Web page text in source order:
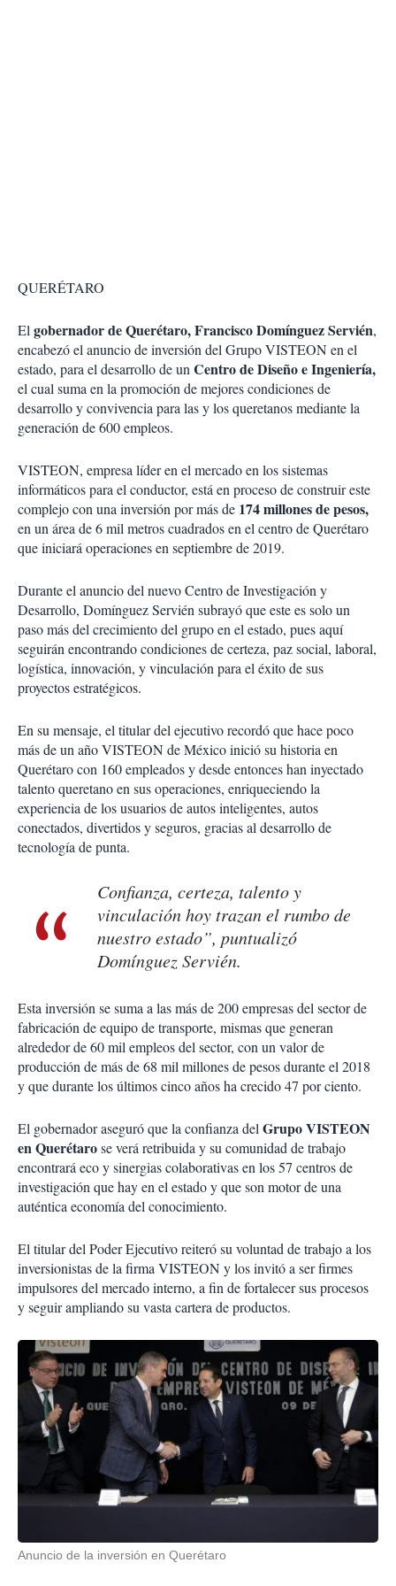
QUERÉTARO
Elgobernador de Querétaro, Francisco Domínguez Servién,
encabezó el anuncio de inversión del Grupo VISTEON en el
estado, para el desarrollo de unCentro de Diseño e Ingeniería,
el cual suma en la promoción de mejores condiciones de
desarrollo y convivencia para las y los queretanos mediante la
generación de 600 empleos.
VISTEON, empresa líder en el mercado en los sistemas
informáticos para el conductor, está en proceso de construir este
complejo con una inversión por más de 174 millones de pesos,
en un área de 6 mil metros cuadrados en el centro de Querétaro
que iniciará operaciones en septiembre de 2019.
Durante el anuncio del nuevo Centro de Investigación y
Desarrollo, Domínguez Servién subrayó que este es solo un
paso más del crecimiento del grupo en el estado, pues aquí
seguirán encontrando condiciones de certeza, paz social, laboral,
logística, innovación, y vinculación para el éxito de sus
proyectos estratégicos.
En su mensaje, el titular del ejecutivo recordó que hace poco
más de un año VISTEON de México inició su historia en
Querétaro con 160 empleados y desde entonces han inyectado
talento queretano en sus operaciones, enriqueciendo la
experiencia de los usuarios de autos inteligentes, autos
conectados, divertidos y seguros, gracias al desarrollo de
tecnología de punta.
Confianza, certeza, talento y
vinculación hoy trazan el rumbo de
nuestro estado”, puntualizó
Domínguez Servién.
Esta inversión se suma a las más de 200 empresas del sector de
fabricación de equipo de transporte, mismas que generan
alrededor de 60 mil empleos del sector, con un valor de
producción de más de 68 mil millones de pesos durante el 2018
y que durante los últimos cinco años ha crecido 47 por ciento.
El gobernador aseguró que la confianza delGrupo VISTEON
en Querétarose verá retribuida y su comunidad de trabajo
encontrará eco y sinergias colaborativas en los 57 centros de
investigación que hay en el estado y que son motor de una
auténtica economía del conocimiento.
El titular del Poder Ejecutivo reiteró su voluntad de trabajo a los
inversionistas de la firma VISTEON y los invitó a ser firmes
impulsores del mercado interno, a fin de fortalecer sus procesos
y seguir ampliando su vasta cartera de productos.
Anuncio de la inversión en Querétaro